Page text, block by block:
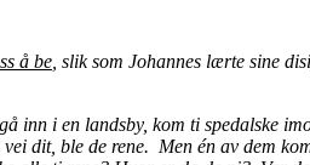
å be , slik som Johannes lærte sine
i en landsby, kom ti spedalske
dit, ble de rene. Men én av dem